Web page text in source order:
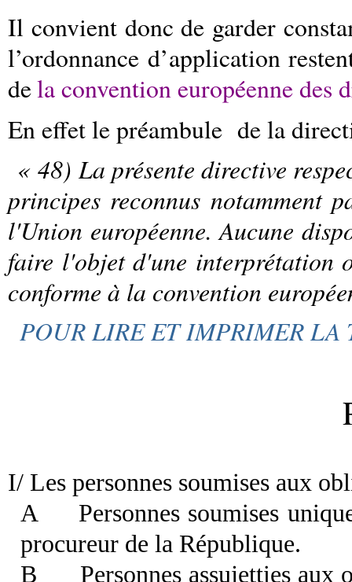
Il convient donc de garder
l’ordonnance d’application
dela convention européenne des
En effet le préambule de la
«48) La présente directive
principes reconnus notamment
l'Union européenne. Aucune
faire l'objet d'une interprétation
conforme à la convention
POUR LIRE ET IMPRIMER LA
I/ Les personnes soumises aux
A
Personnes soumises
procureur de la République.
B
Personnes assujetties